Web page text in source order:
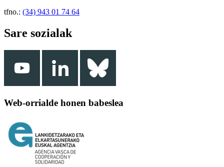
tfno.: (34) 943 01 74 64
Sare sozialak
Web-orrialde honen babeslea